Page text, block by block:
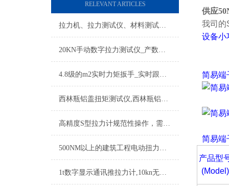
RELEVANT ARTICLES
拉力机、拉力测试仪、材料测试仪的保养方法
20KN手动数字拉力测试仪_产数字手动拉力测试仪
4.8级的m2实时力矩扳手_实时跟踪力矩扳手
西林瓶铝盖扭矩测试仪,西林瓶铝塑盖扭力仪规格参数
高精度S型拉力计规范性操作，需要掌握哪些要点？
500NM以上的建筑工程电动扭力扳手,钢结构电动套筒扭力扳手
1t数字显示通讯推拉力计,10kn无线通讯推拉力计,带通讯接口推拉力计
供应
我司的
设备小
简易端
简易端
产品型
(Model)